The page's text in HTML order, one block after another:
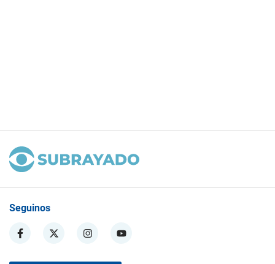
Seguinos